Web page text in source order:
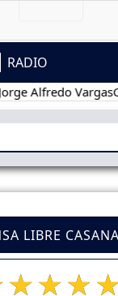
RADIO
Vargas
LIBRE